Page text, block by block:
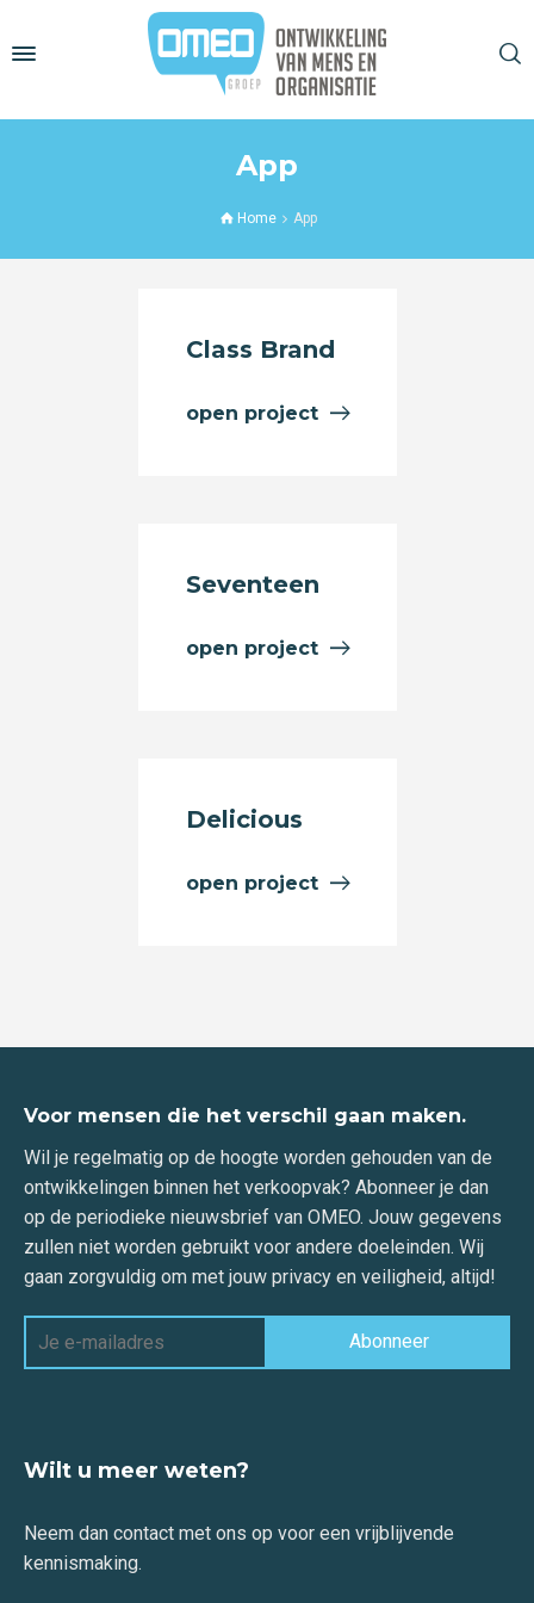
App
Home App
Class Brand
open project
Seventeen
open project
Delicious
open project
Voor mensen die het verschil gaan maken.
Wil je regelmatig op de hoogte worden gehouden van de
ontwikkelingen binnen het verkoopvak? Abonneer je dan
op de periodieke nieuwsbrief van OMEO. Jouw gegevens
zullen niet worden gebruikt voor andere doeleinden. Wij
gaan zorgvuldig om met jouw privacy en veiligheid, altijd!
Wilt u meer weten?
Neem dan contact met ons op voor een vrijblijvende
kennismaking.